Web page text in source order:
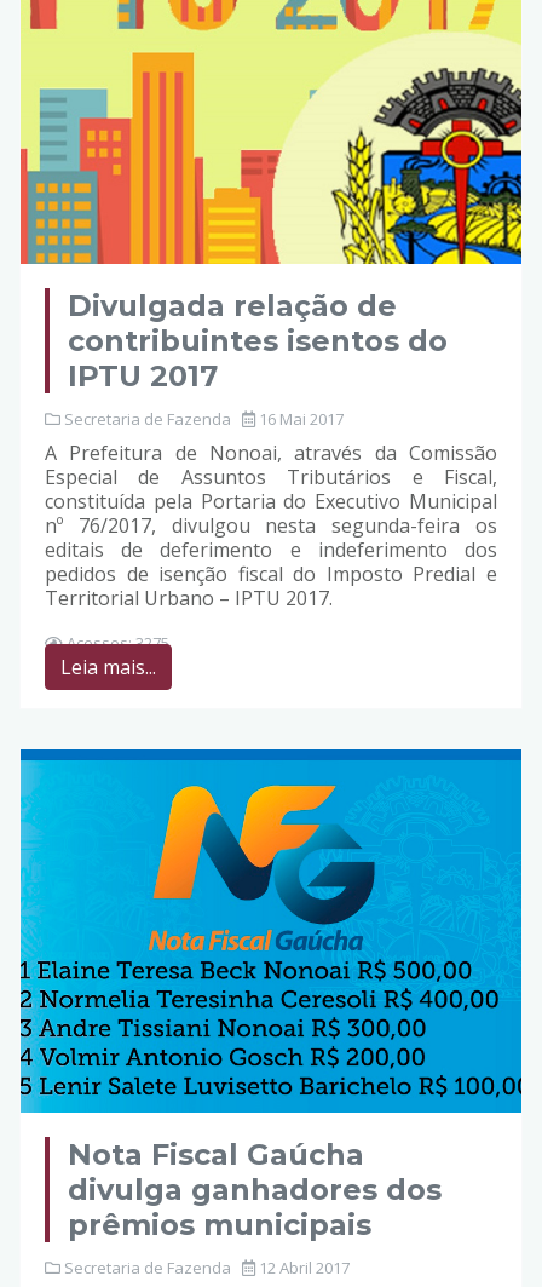
Divulgada relação de
contribuintes isentos do
IPTU 2017
Secretaria de Fazenda 16 Mai 2017
A Prefeitura de Nonoai, através da Comissão
Especial de Assuntos Tributários e Fiscal,
constituída pela Portaria do Executivo Municipal
nº 76/2017, divulgou nesta segunda-feira os
editais de deferimento e indeferimento dos
pedidos de isenção fiscal do Imposto Predial e
Territorial Urbano – IPTU 2017.
Acessos: 3275
Leia mais...
Nota Fiscal Gaúcha
divulga ganhadores dos
prêmios municipais
Secretaria de Fazenda 12 Abril 2017